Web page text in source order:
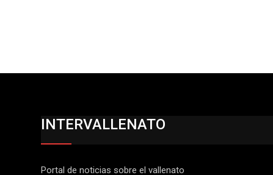
INTERVALLENATO
Portal de noticias sobre el vallenato